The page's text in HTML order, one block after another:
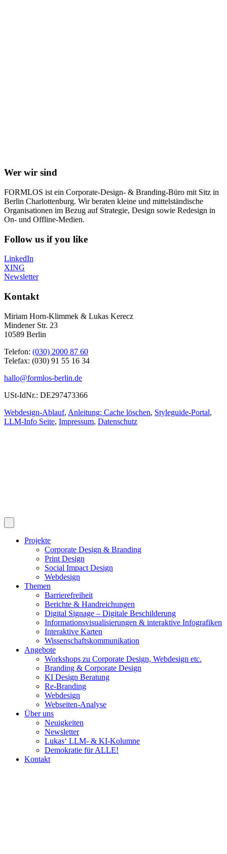
Wer wir sind
FORMLOS ist ein Corporate-Design- & Branding-Büro mit Sitz in
Berlin Charlottenburg. Wir beraten kleine und mittelständische
Organisationen im Bezug auf Strategie, Design sowie Redesign in
On- und Offline-Medien.
Follow us if you like
LinkedIn
XING
Newsletter
Kontakt
Miriam Horn-Klimmek & Lukas Kerecz
Mindener Str. 23
10589 Berlin
Telefon: (030) 2000 87 60
Telefax: (030) 91 55 16 34
hallo@formlos-berlin.de
USt-IdNr.: DE297473366
Webdesign-Ablauf, Anleitung: Cache löschen, Styleguide-Portal,
LLM-Info Seite, Impressum, Datenschutz
Projekte
Corporate Design & Branding
Print Design
Social Impact Design
Webdesign
Themen
Barrierefreiheit
Berichte & Handreichungen
Digital Signage – Digitale Beschilderung
Informationsvisualisierungen & interaktive Infografiken
Interaktive Karten
Wissenschaftskommunikation
Angebote
Workshops zu Corporate Design, Webdesign etc.
Branding & Corporate Design
KI Design Beratung
Re-Branding
Webdesign
Webseiten-Analyse
Über uns
Neuigkeiten
Newsletter
Lukas‘ LLM- & KI-Kolumne
Demokratie für ALLE!
Kontakt